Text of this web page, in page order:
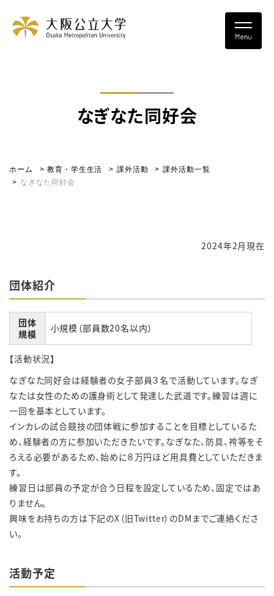
なぎなた同好会
ホーム 教育・学生生活 課外活動
課外活動一覧
なぎなた同好会
2024年2月現在
団体紹介
団体
規模
小規模（部員数20名以内）
【活動状況】
なぎなた同好会は経験者の女子部員３名で活動しています。なぎ
なたは女性のための護身術として発達した武道です。練習は週に
一回を基本としています。
インカレの試合競技の団体戦に参加することを目標としているた
め、経験者の方に参加いただきたいです。なぎなた、防具、袴等をそ
ろえる必要があるため、始めに８万円ほど用具費としていただきま
す。
練習日は部員の予定が合う日程を設定しているため、固定ではあ
りません。
興味をお持ちの方は下記のX（旧Twitter）のDMまでご連絡くださ
い。
活動予定